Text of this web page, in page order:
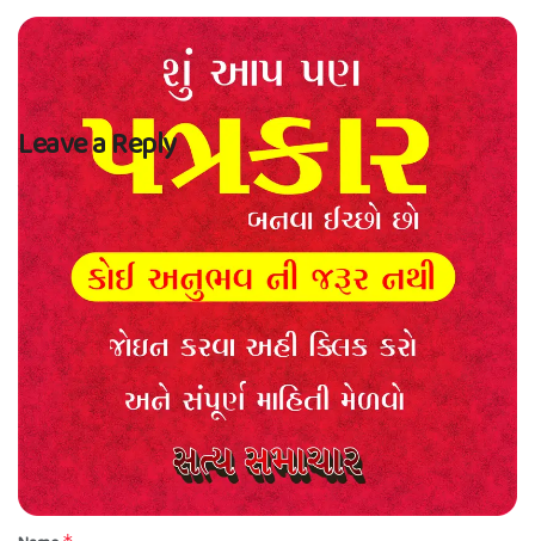
Leave a Reply
Your email address will not be published.Required fields are marked*
Comment*